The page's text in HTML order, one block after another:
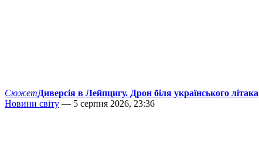
СюжетДиверсія в Лейпцигу. Дрон біля українського літака
Новини світу — 5 серпня 2026, 23:36